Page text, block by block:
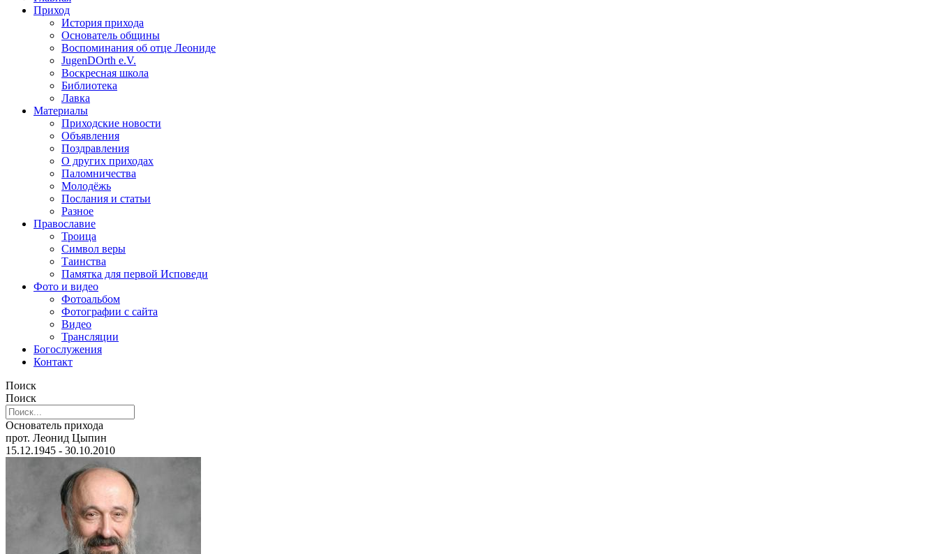
Приход
История прихода
Основатель общины
Воспоминания об отце Леониде
JugenDOrth e.V.
Воскресная школа
Библиотека
Лавка
Материалы
Приходские новости
Объявления
Поздравления
О других приходах
Паломничества
Молодёжь
Послания и статьи
Разное
Православие
Троица
Символ веры
Таинства
Памятка для первой Исповеди
Фото и видео
Фотоальбом
Фотографии с сайта
Видео
Трансляции
Богослужения
Контакт
Поиск
Поиск
Основатель прихода
прот. Леонид Цыпин
15.12.1945 - 30.10.2010